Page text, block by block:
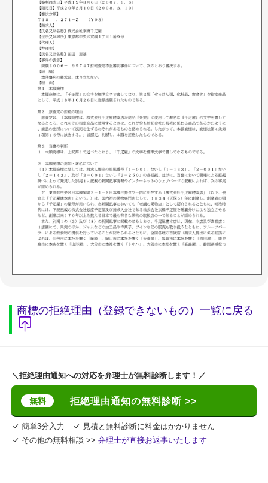
商標の拒絶理由（登録できないもの）一覧に戻る
＼拒絶理由通知への対応を弁理士が無料診断します！／
無料 拒絶理由通知の無料診断 >>
簡単3分入力
見積と無料診断に料金はかかりません
その他の無料相談 >> 弁理士が直接お返事いたします